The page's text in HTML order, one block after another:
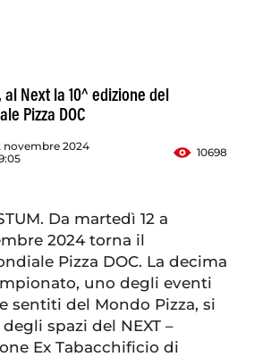
Next la 10^ edizione del
Pizza DOC
novembre 2024
10698
Da martedì 12 a
2024 torna il
Pizza DOC. La decima
uno degli eventi
sentiti del Mondo Pizza, si
spazi del NEXT –
Ex Tabacchificio di